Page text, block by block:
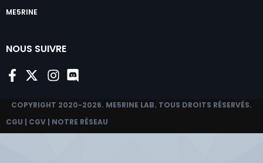
ME5RINE
NOUS SUIVRE
COPYRIGHT 2020-2026. ME5RINE LAB. TOUS DROITS RÉSERVÉS.
CGU | CGV | NOTRE RÉSEAU